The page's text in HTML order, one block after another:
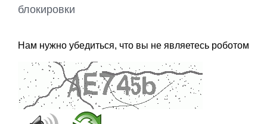
блокировки
Нам нужно убедиться, что вы не являетесь роботом